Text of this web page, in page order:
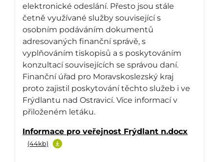
elektronické odeslání. Přesto jsou stále
četně využívané služby související s
osobním podáváním dokumentů
adresovaných finanční správě, s
vyplňováním tiskopisů a s poskytováním
konzultací souvisejících se správou daní.
Finanční úřad pro Moravskoslezský kraj
proto zajistil poskytování těchto služeb i ve
Frýdlantu nad Ostravicí. Více informací v
přiloženém letáku.
Informace pro veřejnost Frýdlant n.docx
(44kb)